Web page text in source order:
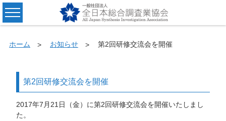
ホーム お知らせ 第2回研修交流会を開催
第2回研修交流会を開催
2017年7月21日（金）に第2回研修交流会を開催いたしまし
た。